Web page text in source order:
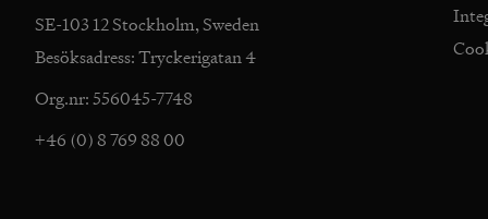
SE-103 12 Stockholm, Sweden
Besöksadress: Tryckerigatan 4
Org.nr: 556045-7748
+46 (0) 8 769 88 00